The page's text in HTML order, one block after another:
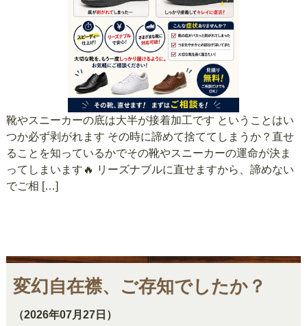
靴やスニーカーの底は大半が接着加工です ということはい
つか必ず剥がれます その時に諦めて捨ててしまうか？直せ
ることを知っているかでその靴やスニーカーの運命が決ま
ってしまいます🔥 リーズナブルに直せますから、諦めない
でご相 […]
変幻自在襟、ご存知でしたか？
（2026年07月27日）